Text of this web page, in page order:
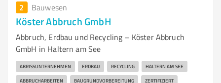
2 Bauwesen
Köster Abbruch GmbH
Abbruch, Erdbau und Recycling – Köster Abbruch
GmbH in Haltern am See
ABRISSUNTERNEHMEN ERDBAU RECYCLING HALTERN AM SEE
ABBRUCHARBEITEN BAUGRUNDVORBEREITUNG ZERTIFIZIERT